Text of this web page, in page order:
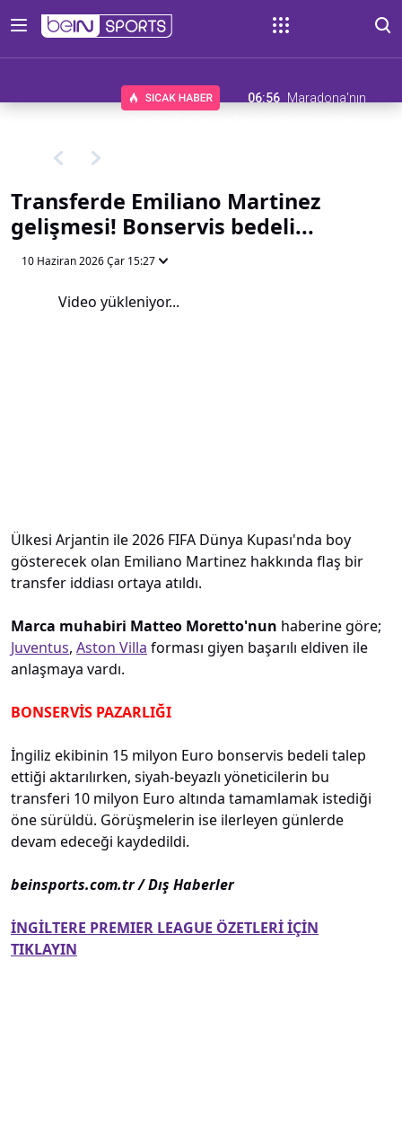
06:56 Maradona'nın
Transferde Emiliano Martinez
gelişmesi! Bonservis bedeli...
10 Haziran 2026 Çar 15:27
Video yükleniyor...
Ülkesi Arjantin ile 2026 FIFA Dünya Kupası'nda boy
gösterecek olan Emiliano Martinez hakkında flaş bir
transfer iddiası ortaya atıldı.
Marca muhabiri Matteo Moretto'nun haberine göre;
Juventus, Aston Villa forması giyen başarılı eldiven ile
anlaşmaya vardı.
BONSERVİS PAZARLIĞI
İngiliz ekibinin 15 milyon Euro bonservis bedeli talep
ettiği aktarılırken, siyah-beyazlı yöneticilerin bu
transferi 10 milyon Euro altında tamamlamak istediği
öne sürüldü. Görüşmelerin ise ilerleyen günlerde
devam edeceği kaydedildi.
beinsports.com.tr / Dış Haberler
İNGİLTERE PREMIER LEAGUE ÖZETLERİ İÇİN
TIKLAYIN